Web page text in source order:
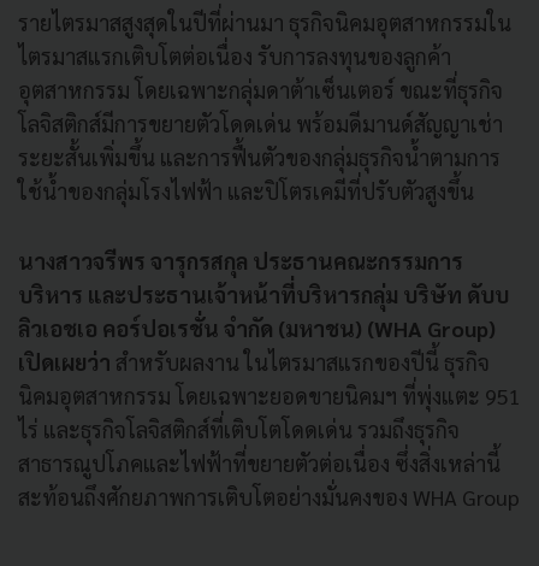
รายไตรมาสสูงสุดในปีที่ผ่านมา ธุรกิจนิคมอุตสาหกรรมใน
ไตรมาสแรกเติบโตต่อเนื่อง รับการลงทุนของลูกค้า
อุตสาหกรรม โดยเฉพาะกลุ่มดาต้าเซ็นเตอร์ ขณะที่ธุรกิจ
โลจิสติกส์มีการขยายตัวโดดเด่น พร้อมดีมานด์สัญญาเช่า
ระยะสั้นเพิ่มขึ้น และการฟื้นตัวของกลุ่มธุรกิจน้ำตามการ
ใช้น้ำของกลุ่มโรงไฟฟ้า และปิโตรเคมีที่ปรับตัวสูงขึ้น
นางสาวจรีพร จารุกรสกุล ประธานคณะกรรมการ
บริหาร และประธานเจ้าหน้าที่บริหารกลุ่ม บริษัท ดับบ
ลิวเอชเอ คอร์ปอเรชั่น จำกัด (มหาชน) (WHA Group)
เปิดเผยว่า สำหรับผลงาน ในไตรมาสแรกของปีนี้ ธุรกิจ
นิคมอุตสาหกรรม โดยเฉพาะยอดขายนิคมฯ ที่พุ่งแตะ 951
ไร่ และธุรกิจโลจิสติกส์ที่เติบโตโดดเด่น รวมถึงธุรกิจ
สาธารณูปโภคและไฟฟ้าที่ขยายตัวต่อเนื่อง ซึ่งสิ่งเหล่านี้
สะท้อนถึงศักยภาพการเติบโตอย่างมั่นคงของ WHA Group